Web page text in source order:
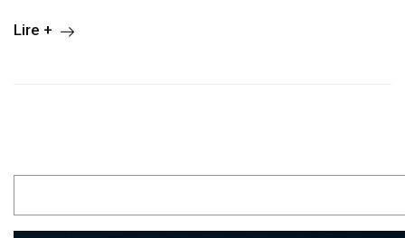
Lire +